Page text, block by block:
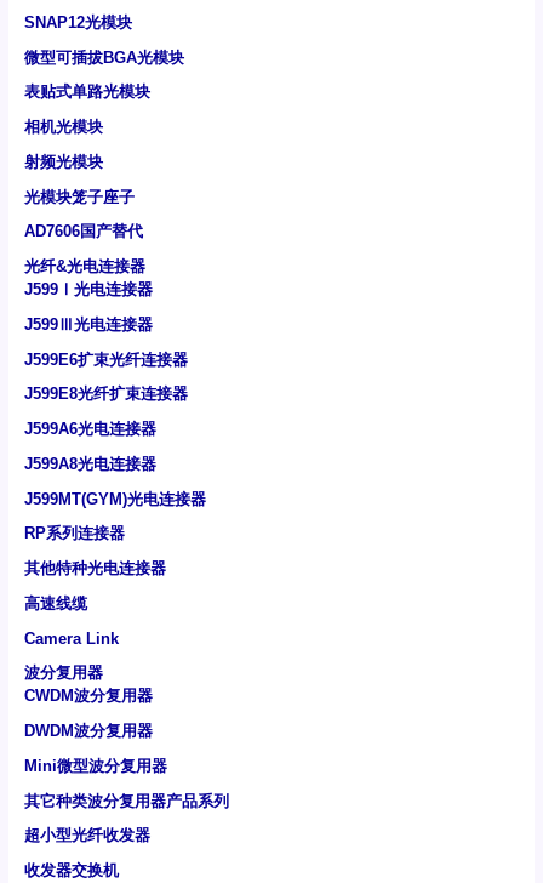
SNAP12光模块
微型可插拔BGA光模块
表贴式单路光模块
相机光模块
射频光模块
光模块笼子座子
AD7606国产替代
光纤&光电连接器
J599Ⅰ光电连接器
J599Ⅲ光电连接器
J599E6扩束光纤连接器
J599E8光纤扩束连接器
J599A6光电连接器
J599A8光电连接器
J599MT(GYM)光电连接器
RP系列连接器
其他特种光电连接器
高速线缆
Camera Link
波分复用器
CWDM波分复用器
DWDM波分复用器
Mini微型波分复用器
其它种类波分复用器产品系列
超小型光纤收发器
收发器交换机